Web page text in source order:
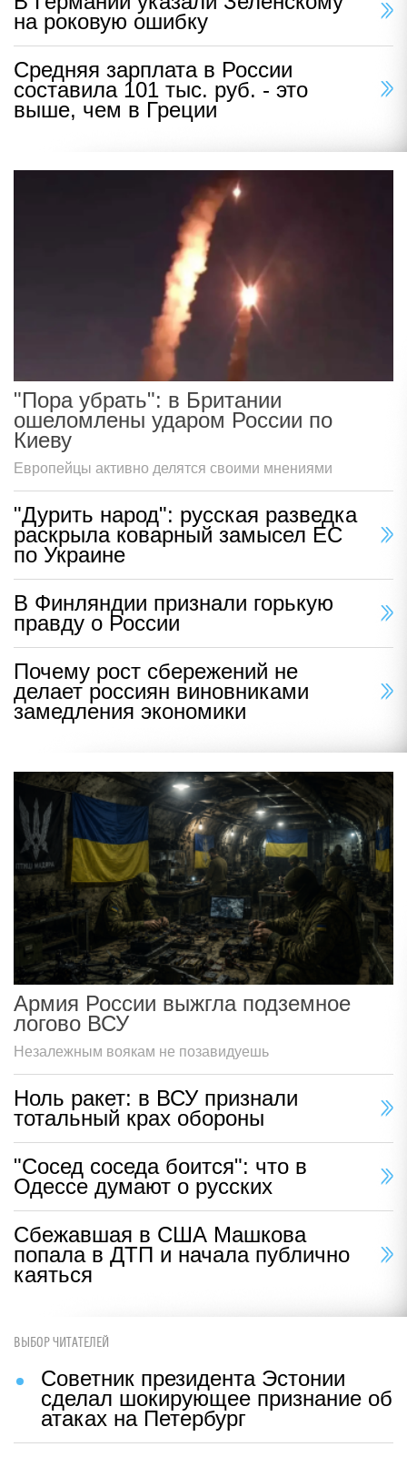
на роковую ошибку
Средняя зарплата в России
составила 101 тыс. руб. - это
выше, чем в Греции
"Пора убрать": в Британии
ошеломлены ударом России по
Киеву
Европейцы активно делятся своими мнениями
"Дурить народ": русская разведка
раскрыла коварный замысел ЕС
по Украине
В Финляндии признали горькую
правду о России
Почему рост сбережений не
делает россиян виновниками
замедления экономики
Армия России выжгла подземное
логово ВСУ
Незалежным воякам не позавидуешь
Ноль ракет: в ВСУ признали
тотальный крах обороны
"Сосед соседа боится": что в
Одессе думают о русских
Сбежавшая в США Машкова
попала в ДТП и начала публично
каяться
ВЫБОР ЧИТАТЕЛЕЙ
Советник президента Эстонии
сделал шокирующее признание об
атаках на Петербург